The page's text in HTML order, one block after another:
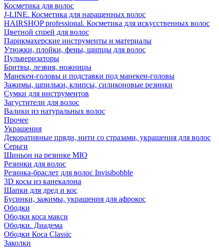
Косметика для волос
J-LINE. Косметика для наращенных волос
HAIRSHOP professional. Косметика для искусственных волос
Цветной спрей для волос
Парикмахерские инструменты и материалы
Утюжки, плойки, фены, щипцы для волос
Пульверизаторы
Бритвы, лезвия, ножницы
Манекен-головы и подставки под манекен-головы
Зажимы, шпильки, клипсы, силиконовые резинки
Сумки для инструментов
Загустители для волос
Валики из натуральных волос
Прочее
Украшения
Декоративные пряди, нити со стразами, украшения для волос
Серьги
Шиньон на резинке MIO
Резинки для волос
Резинка-браслет для волос Invisibobble
3D косы из канекалона
Шапки для дред и кос
Бусинки, зажимы, украшения для афрокос
Ободки
Ободки коса макси
Ободки. Диадема
Ободки Коса Classic
Заколки